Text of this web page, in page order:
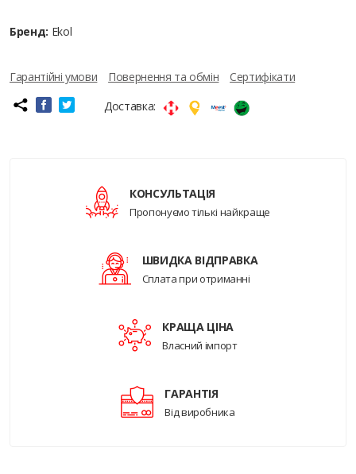
Бренд: Ekol
Гарантійні умови Повернення та обмін
Сертифікати
Доставка:
КОНСУЛЬТАЦІЯ
Пропонуємо тількі найкраще
ШВИДКА ВІДПРАВКА
Сплата при отриманні
КРАЩА ЦІНА
Власний імпорт
ГАРАНТІЯ
Від виробника